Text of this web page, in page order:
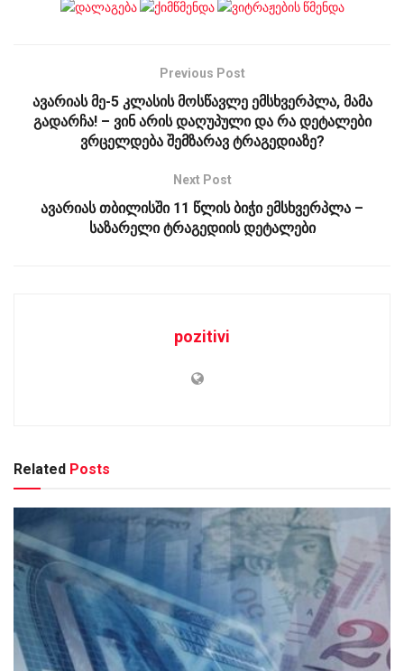
Previous Post
ავარიას მე-5 კლასის მოსწავლე ემსხვერპლა, მამა
გადარჩა! – ვინ არის დაღუპული და რა დეტალები
ვრცელდება შემზარავ ტრაგედიაზე?
Next Post
ავარიას თბილისში 11 წლის ბიჭი ემსხვერპლა –
საზარელი ტრაგედიის დეტალები
pozitivi
Related Posts